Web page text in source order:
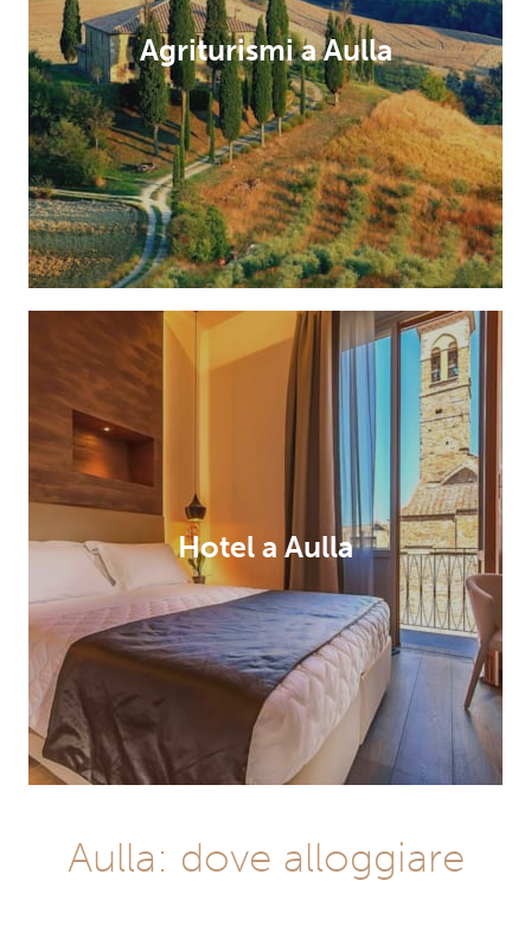
Agriturismi a Aulla
Hotel a Aulla
Aulla: dove alloggiare